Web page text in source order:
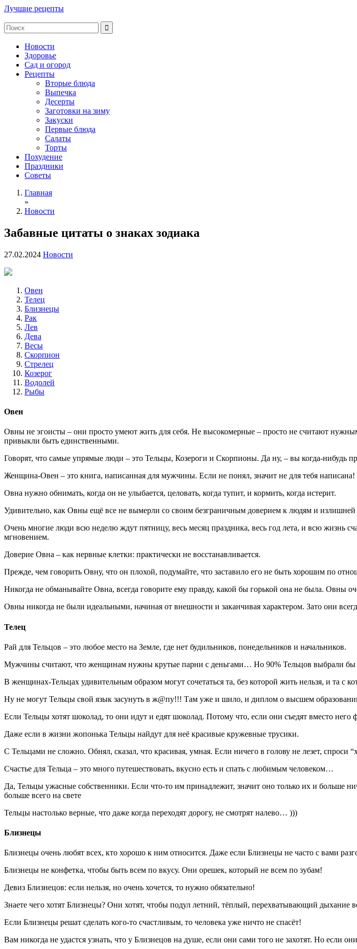
Лучшие рецепты
Новости
Здоровье
Сад и огород
Рецепты
Вторые блюда
Выпечка
Десерты
Заготовки на зиму
Закуски
Первые блюда
Салаты
Торты
Похудение
Праздники
Советы
Главная
»
Новости
Забавные цитаты о знаках зодиака
27.02.2024 Новости
Овен
Телец
Близнецы
Рак
Лев
Дева
Весы
Скорпион
Стрелец
Козерог
Водолей
Рыбы
Овен
Овны не эгоисты – они просто умеют жить для себя. Не высокомерные – просто не считают
привыкли быть единственными.
Говорят, что самые упрямые люди – это Тельцы, Козероги и Скорпионы. Да ну, – вы когда-нибудь
Женщина-Овен – это книга, написанная для мужчины. Если не понял, значит не для тебя написана!
Овна нужно обнимать, когда он не улыбается, целовать, когда тупит, и кормить, когда истерит.
Удивительно, как Овны ещё все не вымерли со своим безграничным доверием к людям и излишней
Очень многие люди всю неделю ждут пятницу, весь месяц праздника, весь год лета, и всю жизнь
мгновением.
Доверие Овна – как нервные клетки: практически не восстанавливается.
Прежде, чем говорить Овну, что он плохой, подумайте, что заставило его не быть хорошим по
Никогда не обманывайте Овна, всегда говорите ему правду, какой бы горькой она не была. Овны
Овны никогда не были идеальными, начиная от внешности и заканчивая характером. Зато они
Телец
Рай для Тельцов – это любое место на Земле, где нет будильников, понедельников и начальников.
Мужчины считают, что женщинам нужны крутые парни с деньгами… Но 90% Тельцов выбрали бы
В женщинах-Тельцах удивительным образом могут сочетаться та, без которой жить нельзя, и та с
Ну не могут Тельцы свой язык засунуть в ж@пу!!! Там уже и шило, и диплом о высшем
Если Тельцы хотят шоколад, то они идут и едят шоколад. Потому что, если они съедят вместо
Даже если в жизни жопонька Тельцы найдут для неё красивые кружевные трусики.
С Тельцами не сложно. Обнял, сказал, что красивая, умная. Если ничего в голову не лезет,
Счастье для Тельца – это много путешествовать, вкусно есть и спать с любимым человеком…
Да, Тельцы ужасные собственники. Если что-то им принадлежит, значит оно только их и больше
больше всего на свете
Тельцы настолько верные, что даже когда переходят дорогу, не смотрят налево… )))
Близнецы
Близнецы очень любят всех, кто хорошо к ним относится. Даже если Близнецы не часто с вами
Близнецы не конфетка, чтобы быть всем по вкусу. Они орешек, который не всем по зубам!
Девиз Близнецов: если нельзя, но очень хочется, то нужно обязательно!
Знаете чего хотят Близнецы? Они хотят, чтобы подул летний, тёплый, перехватывающий дыхание
Если Близнецы решат сделать кого-то счастливым, то человека уже ничто не спасёт!
Вам никогда не удастся узнать, что у Близнецов на душе, если они сами того не захотят. Но если